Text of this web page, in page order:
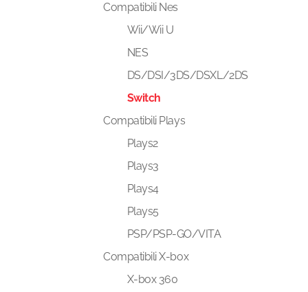
Compatibili Nes
Wii/Wii U
NES
DS/DSI/3DS/DSXL/2DS
Switch
Compatibili Plays
Plays2
Plays3
Plays4
Plays5
PSP/PSP-GO/VITA
Compatibili X-box
X-box 360